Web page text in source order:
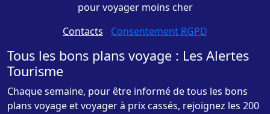
pour voyager moins cher
Contacts - Consentement RGPD
Tous les bons plans voyage : Les Alertes
Tourisme
Chaque semaine, pour être informé de tous les bons
plans voyage et voyager à prix cassés, rejoignez les 200